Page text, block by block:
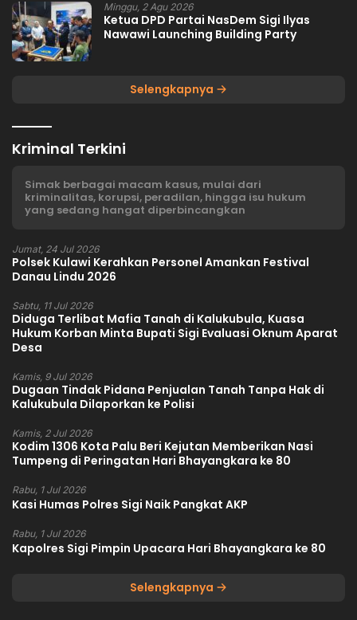
Minggu, 2 Agu 2026
Ketua DPD Partai NasDem Sigi Ilyas
Nawawi Launching Building Party
Selengkapnya
Kriminal Terkini
Simak berbagai macam kasus, mulai dari
kriminalitas, korupsi, peradilan, hingga isu hukum
yang sedang hangat diperbincangkan
Jumat, 24 Jul 2026
Polsek Kulawi Kerahkan Personel Amankan Festival
Danau Lindu 2026
Sabtu, 11 Jul 2026
Diduga Terlibat Mafia Tanah di Kalukubula, Kuasa
Hukum Korban Minta Bupati Sigi Evaluasi Oknum Aparat
Desa
Kamis, 9 Jul 2026
Dugaan Tindak Pidana Penjualan Tanah Tanpa Hak di
Kalukubula Dilaporkan ke Polisi
Kamis, 2 Jul 2026
Kodim 1306 Kota Palu Beri Kejutan Memberikan Nasi
Tumpeng di Peringatan Hari Bhayangkara ke 80
Rabu, 1 Jul 2026
Kasi Humas Polres Sigi Naik Pangkat AKP
Rabu, 1 Jul 2026
Kapolres Sigi Pimpin Upacara Hari Bhayangkara ke 80
Selengkapnya